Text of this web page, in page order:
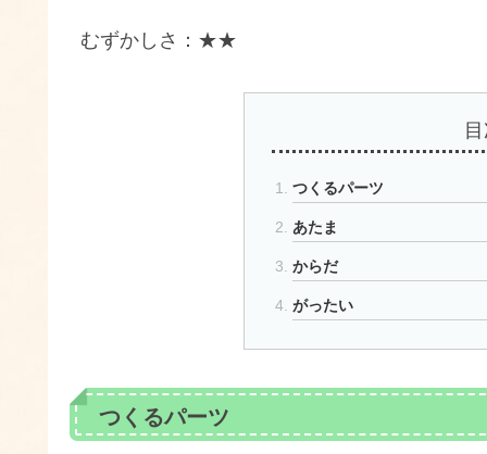
むずかしさ：★★
つくるパーツ
あたま
からだ
がったい
つくるパーツ